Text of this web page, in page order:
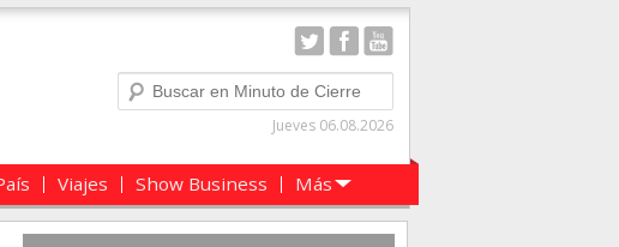
Jueves 06.08.2026
Buscar
Viajes Show Business Más